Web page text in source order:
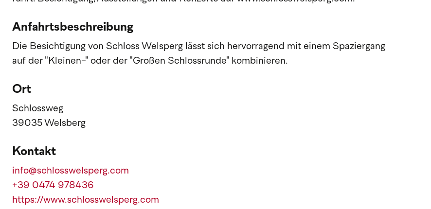
Anfahrtsbeschreibung
Die Besichtigung von Schloss Welsperg lässt sich hervorragend mit einem Spaziergang
auf der "Kleinen-" oder der "Großen Schlossrunde" kombinieren.
Ort
Schlossweg
39035 Welsberg
Kontakt
info@schlosswelsperg.com
+39 0474 978436
https://www.schlosswelsperg.com